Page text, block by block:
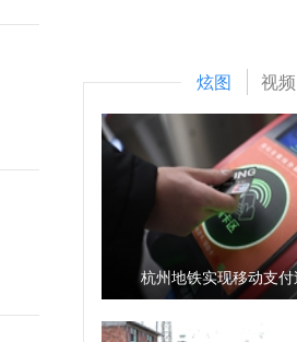
炫图 视频
杭州地铁实现移动支